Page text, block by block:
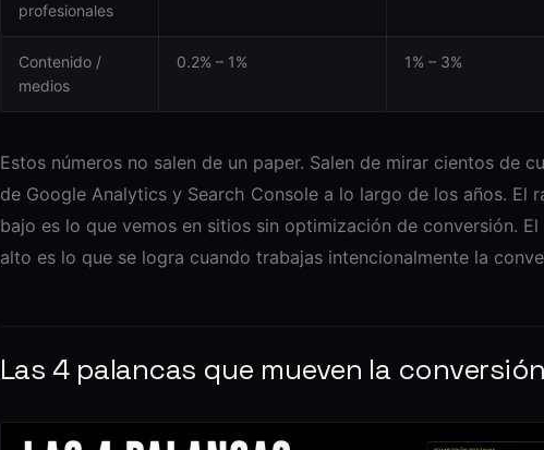
profesionales
Contenido /
medios
0.2% – 1% 1% – 3%
Estos números no salen de un paper. Salen de mirar cientos de
de Google Analytics y Search Console a lo largo de los años. El
bajo es lo que vemos en sitios sin optimización de conversión. El
alto es lo que se logra cuando trabajas intencionalmente la
Las 4 palancas que mueven la conversión